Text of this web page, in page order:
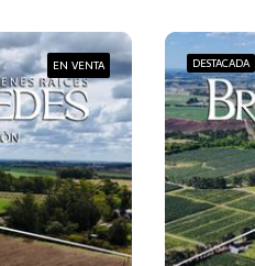
EN VENTA DESTACADA